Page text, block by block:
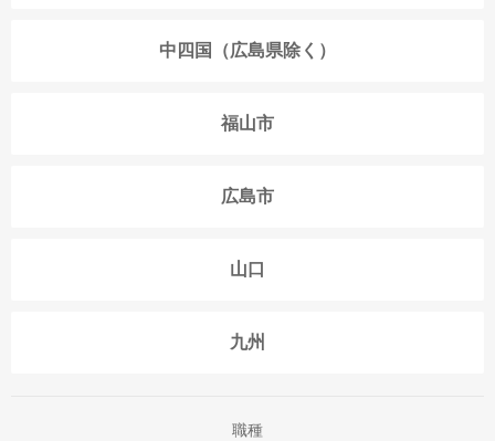
中四国（広島県除く）
福山市
広島市
山口
九州
職種